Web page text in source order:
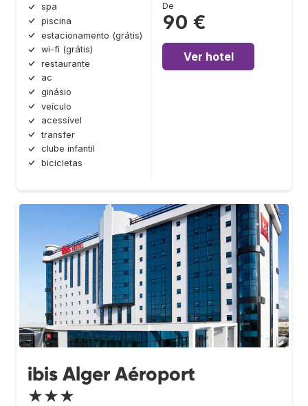
spa
piscina
estacionamento (grátis)
wi-fi (grátis)
restaurante
ac
ginásio
veículo
acessível
transfer
clube infantil
bicicletas
De
90 €
Ver hotel
ibis Alger Aéroport
★★★